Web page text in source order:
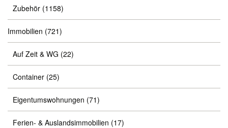
Zubehör (1158)
Immobilien (721)
Auf Zeit & WG (22)
Container (25)
Eigentumswohnungen (71)
Ferien- & Auslandsimmobilien (17)